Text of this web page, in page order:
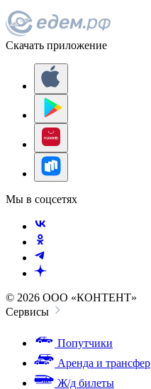
Скачать приложение
Мы в соцсетях
© 2026 ООО «КОНТЕНТ»
Сервисы
Попутчики
Аренда и трансфер
Ж/д билеты